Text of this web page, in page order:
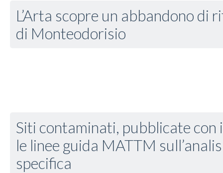
L’Arta scopre un abbandono
di Monteodorisio
Siti contaminati, pubblicate
le linee guida MATTM
specifica